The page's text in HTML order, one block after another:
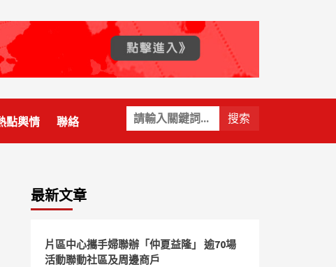
關
鍵
字:
點輿情 聯絡
最新文章
片區中心攜手婦聯辦「仲夏益隆」 逾70場
活動聯動社區及周邊商戶